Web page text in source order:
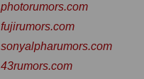
photorumors.com
fujirumors.com
sonyalpharumors.com
43rumors.com